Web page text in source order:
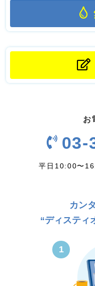
お
03-
平日10:00〜
カン
“ディスティ
1